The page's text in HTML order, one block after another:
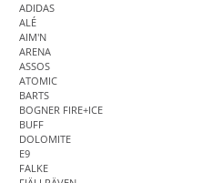
ADIDAS
ALÉ
AIM'N
ARENA
ASSOS
ATOMIC
BARTS
BOGNER FIRE+ICE
BUFF
DOLOMITE
E9
FALKE